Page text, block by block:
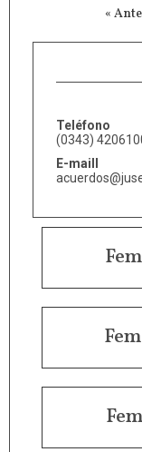
«
Teléfono
(0343)
E-maill